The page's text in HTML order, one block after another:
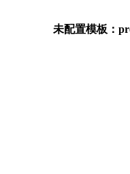
未配置模板：